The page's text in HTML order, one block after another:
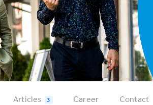
Articles 3 Career Contact